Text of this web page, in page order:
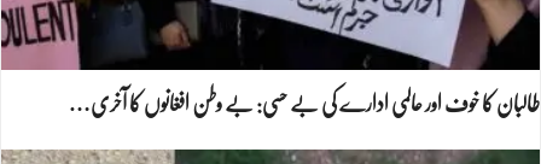
طالبان کا خوف اور عالمی ادارے کی بے حسی: بے وطن افغانوں کا آخری…